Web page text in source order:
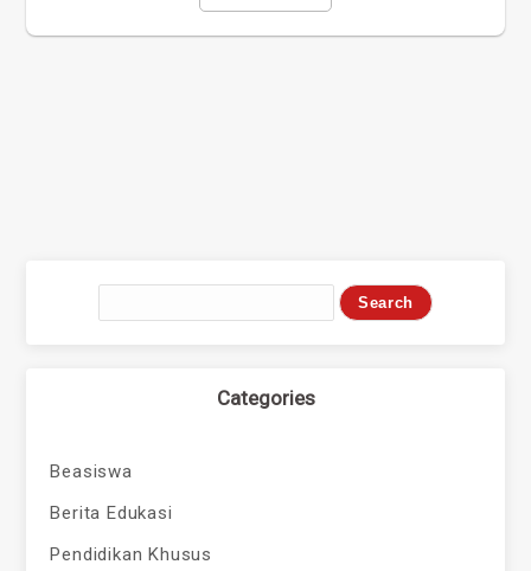
Categories
Beasiswa
Berita Edukasi
Pendidikan Khusus